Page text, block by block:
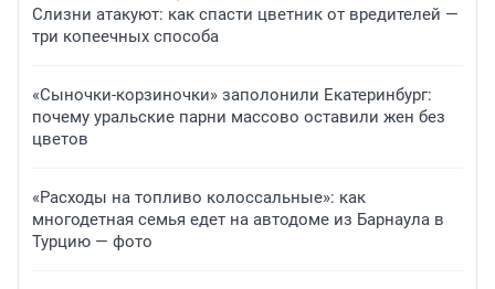
Слизни атакуют: как спасти цветник от вредителей —
три копеечных способа
«Сыночки-корзиночки» заполонили Екатеринбург:
почему уральские парни массово оставили жен без
цветов
«Расходы на топливо колоссальные»: как
многодетная семья едет на автодоме из Барнаула в
Турцию — фото